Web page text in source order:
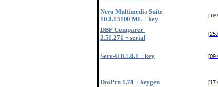
Nero Multimedia Suite
10.0.13100 ML + key
DBF Comparer
2.51.271 + serial
Serv-U 8.1.0.1 + key
DosPrn 1.78 + keygen